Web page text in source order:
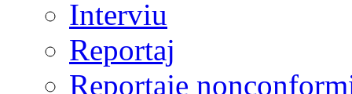
Interviu
Reportaj
Reportaje